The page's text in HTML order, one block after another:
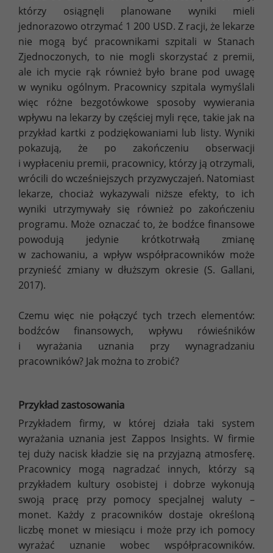
którzy osiągnęli planowane wyniki mieli
jednorazowo otrzymać 1 200 USD. Z racji, że lekarze
nie mogą być pracownikami szpitali w Stanach
Zjednoczonych, to nie mogli skorzystać z premii,
ale ich mycie rąk również było brane pod uwagę
w wyniku ogólnym. Pracownicy szpitala wymyślali
więc różne bezgotówkowe sposoby wywierania
wpływu na lekarzy by częściej myli ręce, takie jak na
przykład kartki z podziękowaniami lub listy. Wyniki
pokazują, że po zakończeniu obserwacji
i wypłaceniu premii, pracownicy, którzy ją otrzymali,
wrócili do wcześniejszych przyzwyczajeń. Natomiast
lekarze, chociaż wykazywali niższe efekty, to ich
wyniki utrzymywały się również po zakończeniu
programu. Może oznaczać to, że bodźce finansowe
powodują jedynie krótkotrwałą zmianę
w zachowaniu, a wpływ współpracowników może
przynieść zmiany w dłuższym okresie (S. Gallani,
2017).
Czemu więc nie połączyć tych trzech elementów:
bodźców finansowych, wpływu rówieśników
i wyrażania uznania przy wynagradzaniu
pracowników? Jak można to zrobić?
Przykład zastosowania
Przykładem firmy, w której działa taki system
wyrażania uznania jest Zappos Insights. W firmie
tej duży nacisk kładzie się na przyjazną atmosferę.
Pracownicy mogą nagradzać innych, którzy są
przykładem kultury osobistej i dobrze wykonują
swoją pracę przy pomocy specjalnej waluty –
monet. Każdy z pracowników dostaje określoną
liczbę monet w miesiącu i może przy ich pomocy
wyrażać uznanie wobec współpracowników.